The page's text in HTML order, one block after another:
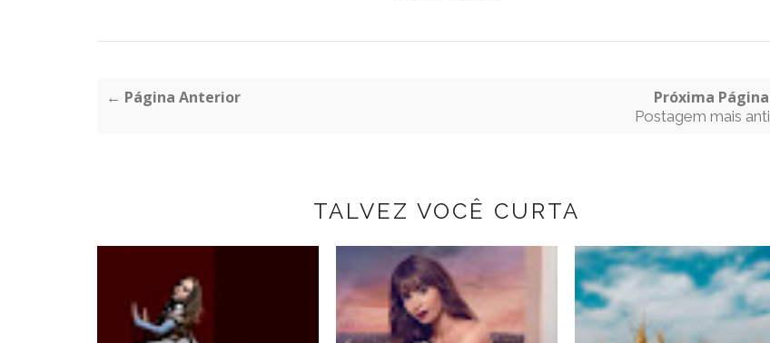
← Página Anterior Próxima
Postagem mais
TALVEZ VOCÊ CURTA